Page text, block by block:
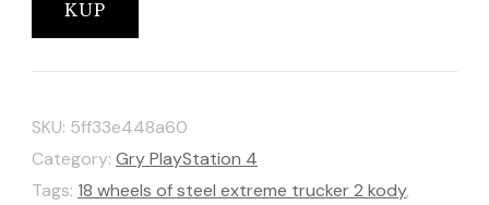
KUP
SKU: 5ff33e448a60
Category: Gry PlayStation 4
Tags: 18 wheels of steel extreme trucker 2 kody,